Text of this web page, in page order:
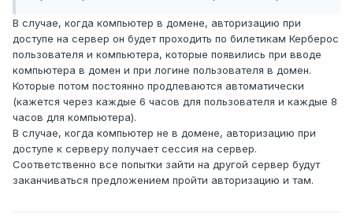
В случае, когда компьютер в домене, авторизацию при
доступе на сервер он будет проходить по билетикам Керберос
пользователя и компьютера, которые появились при вводе
компьютера в домен и при логине пользователя в домен.
Которые потом постоянно продлеваются автоматически
(кажется через каждые 6 часов для пользователя и каждые 8
часов для компьютера).
В случае, когда компьютер не в домене, авторизацию при
доступе к серверу получает сессия на сервер.
Соответственно все попытки зайти на другой сервер будут
заканчиваться предложением пройти авторизацию и там.